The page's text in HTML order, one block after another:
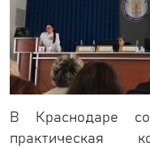
В Краснодаре
практическая